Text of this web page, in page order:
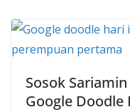
Sosok
Google Doodle